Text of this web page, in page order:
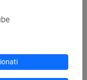
Cognomi M-P
Cognomi Q-Z